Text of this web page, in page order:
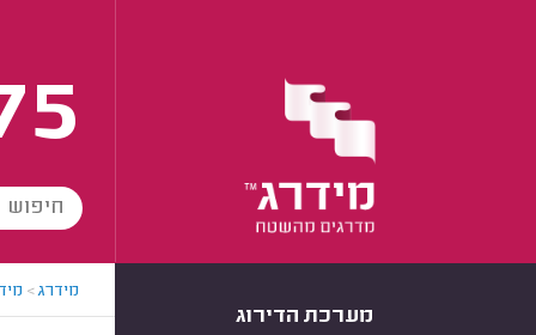
מערכת הדירוג
מידרג>